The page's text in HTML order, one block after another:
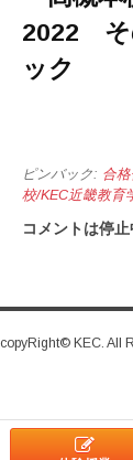
2022 そ
ック
ピンバック: 合
校/KEC近畿教育
コメントは停止
copyRight© KEC. All